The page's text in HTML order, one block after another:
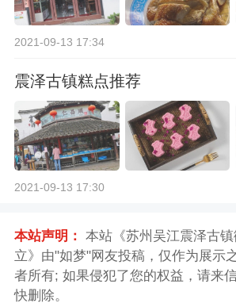
2021-09-13 17:34
震泽古镇糕点推荐
2021-09-13 17:30
本站声明： 本站《苏州吴江震泽古
立》由"如梦"网友投稿，仅作为展示
者所有; 如果侵犯了您的权益，请来
快删除。